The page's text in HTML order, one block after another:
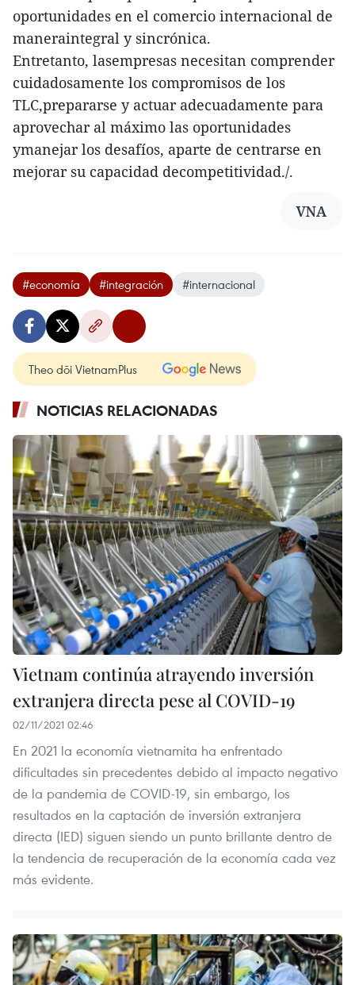
oportunidades en el comercio internacional de
maneraintegral y sincrónica.
Entretanto, lasempresas necesitan comprender
cuidadosamente los compromisos de los
TLC,prepararse y actuar adecuadamente para
aprovechar al máximo las oportunidades
ymanejar los desafíos, aparte de centrarse en
mejorar su capacidad decompetitividad./.
VNA
#economía #integración #internacional
Theo dõi VietnamPlus
NOTICIAS RELACIONADAS
Vietnam continúa atrayendo inversión
extranjera directa pese al COVID-19
02/11/2021 02:46
En 2021 la economía vietnamita ha enfrentado
dificultades sin precedentes debido al impacto negativo
de la pandemia de COVID-19, sin embargo, los
resultados en la captación de inversión extranjera
directa (IED) siguen siendo un punto brillante dentro de
la tendencia de recuperación de la economía cada vez
más evidente.